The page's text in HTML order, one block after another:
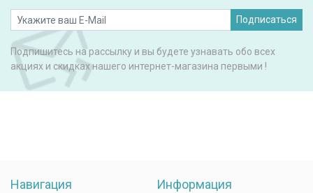
Подписаться
Подпишитесь на рассылку и вы будете узнавать обо всех
акциях и скидках нашего интернет-магазина первыми !
Навигация Информация